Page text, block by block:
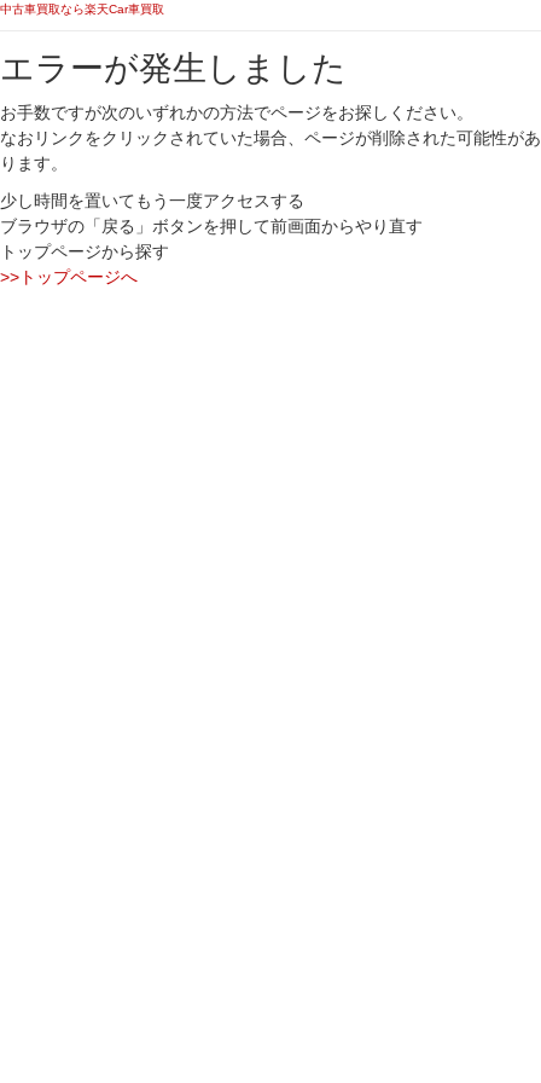
中古車買取なら楽天Car車買取
エラーが発生しました
お手数ですが次のいずれかの方法でページをお探しください。
なおリンクをクリックされていた場合、ページが削除された可能性があ
ります。
少し時間を置いてもう一度アクセスする
ブラウザの「戻る」ボタンを押して前画面からやり直す
トップページから探す
>>トップページへ